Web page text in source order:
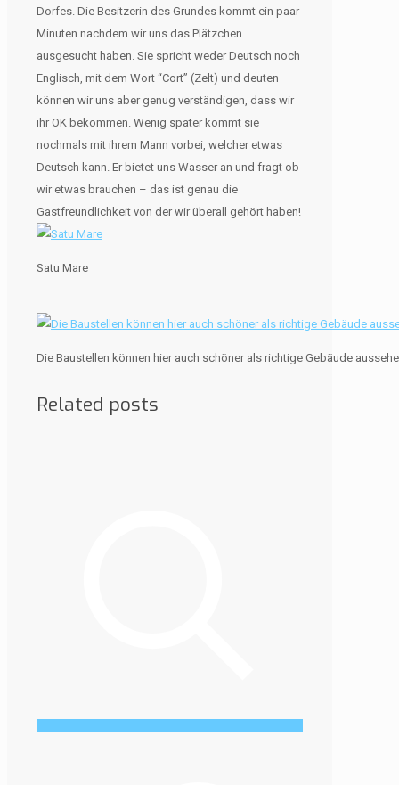
Dorfes. Die Besitzerin des Grundes kommt ein paar
Minuten nachdem wir uns das Plätzchen
ausgesucht haben. Sie spricht weder Deutsch noch
Englisch, mit dem Wort “Cort” (Zelt) und deuten
können wir uns aber genug verständigen, dass wir
ihr OK bekommen. Wenig später kommt sie
nochmals mit ihrem Mann vorbei, welcher etwas
Deutsch kann. Er bietet uns Wasser an und fragt ob
wir etwas brauchen – das ist genau die
Gastfreundlichkeit von der wir überall gehört haben!
Satu Mare
Die Baustellen können hier auch schöner als richtige Gebäude
Related posts